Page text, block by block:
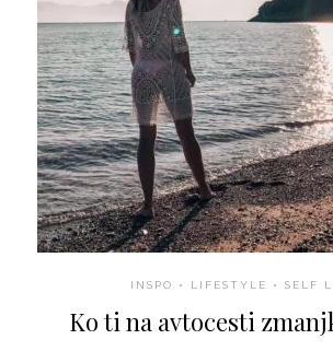
INSPO • LIFESTYLE • SELF
Ko ti na avtocesti